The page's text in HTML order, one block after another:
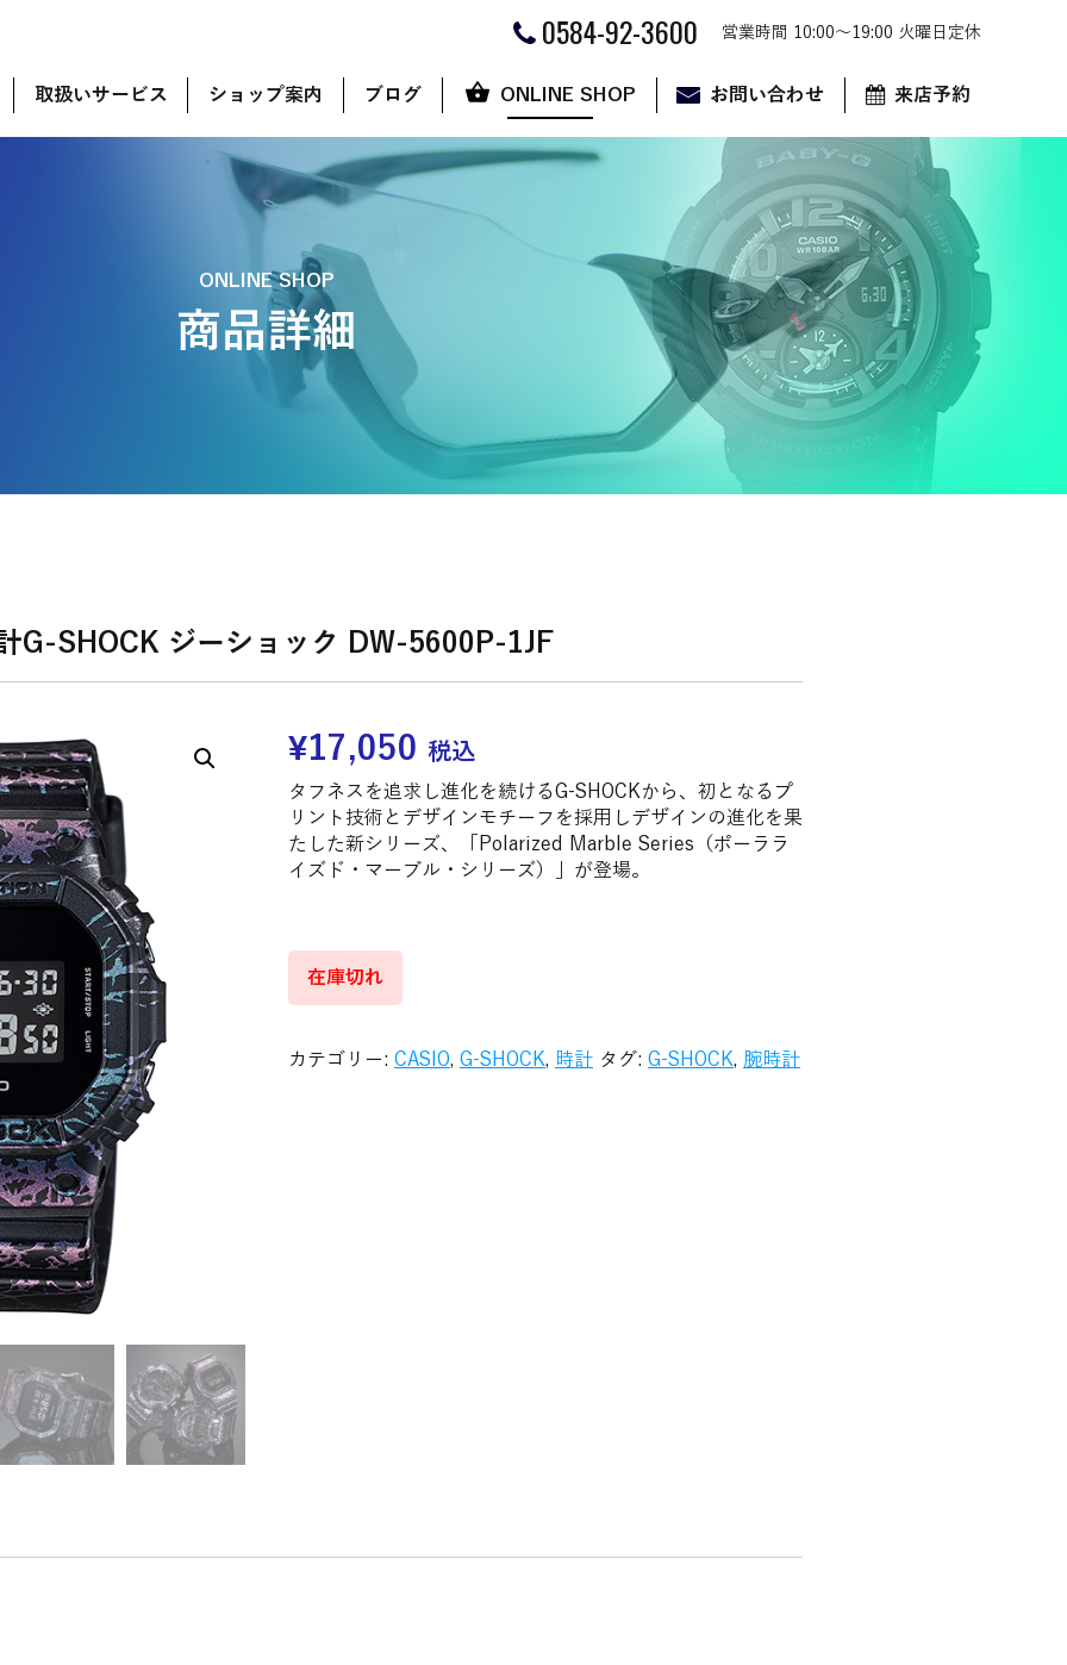
0584-92-3600 営業時間 10:00～19:00 火曜日定休
取扱いサービス ショップ案内 ブログ ONLINE SHOP お問い合わせ 来店予約
ONLINE SHOP
商品詳細
G-SHOCK ジーショック DW-5600P-1JF
¥17,050 税込
タフネスを追求し進化を続けるG-SHOCKから、初となるプ
リント技術とデザインモチーフを採用しデザインの進化を果
たした新シリーズ、「Polarized Marble Series（ポーララ
イズド・マーブル・シリーズ）」が登場。
在庫切れ
カテゴリー: CASIO, G-SHOCK, 時計 タグ: G-SHOCK, 腕時計